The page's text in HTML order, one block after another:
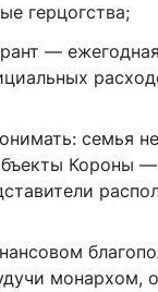
герцогства;
—
семья
Короны
монархом,